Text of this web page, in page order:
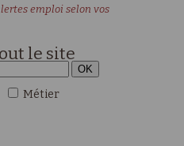
emploi selon vos
le site
Métier